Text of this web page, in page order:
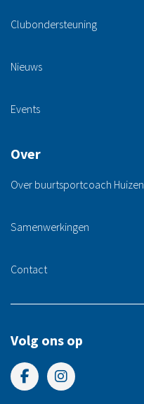
Clubondersteuning
Nieuws
Events
Over
Over buurtsportcoach Huizen
Samenwerkingen
Contact
Volg ons op